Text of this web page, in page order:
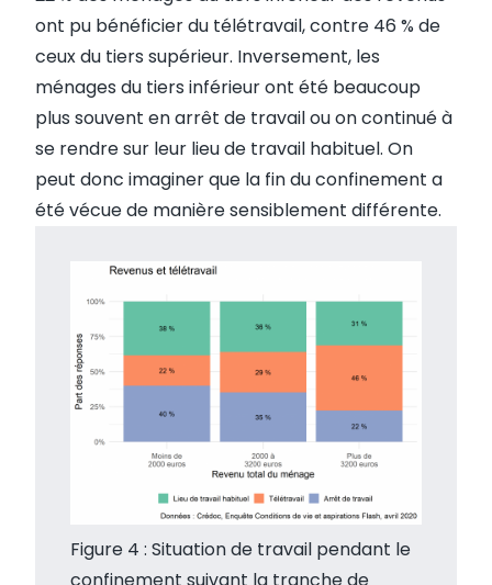
ont pu bénéficier du télétravail, contre 46 % de
ceux du tiers supérieur. Inversement, les
ménages du tiers inférieur ont été beaucoup
plus souvent en arrêt de travail ou on continué à
se rendre sur leur lieu de travail habituel. On
peut donc imaginer que la fin du confinement a
été vécue de manière sensiblement différente.
Figure 4 : Situation de travail pendant le